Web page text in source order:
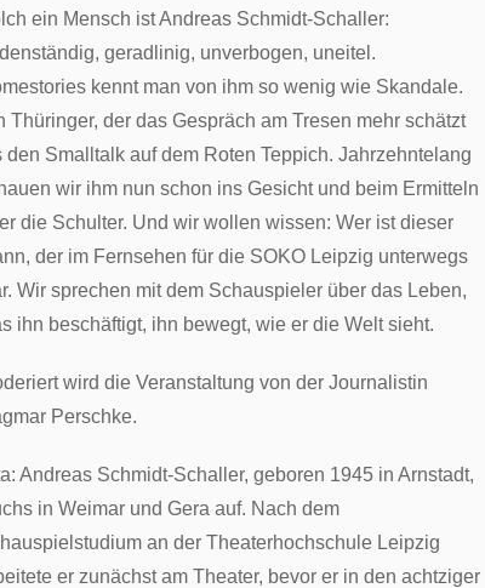
ein Mensch ist Andreas Schmidt-Schaller:
geradlinig, unverbogen, uneitel.
kennt man von ihm so wenig wie Skandale.
Thüringer, der das Gespräch am Tresen mehr schätzt
den Smalltalk auf dem Roten Teppich. Jahrzehntelang
wir ihm nun schon ins Gesicht und beim Ermitteln
die Schulter. Und wir wollen wissen: Wer ist dieser
der im Fernsehen für die SOKO Leipzig unterwegs
Wir sprechen mit dem Schauspieler über das Leben,
ihn beschäftigt, ihn bewegt, wie er die Welt sieht.
wird die Veranstaltung von der Journalistin
Perschke.
Andreas Schmidt-Schaller, geboren 1945 in Arnstadt,
in Weimar und Gera auf. Nach dem
an der Theaterhochschule Leipzig
er zunächst am Theater, bevor er in den achtziger